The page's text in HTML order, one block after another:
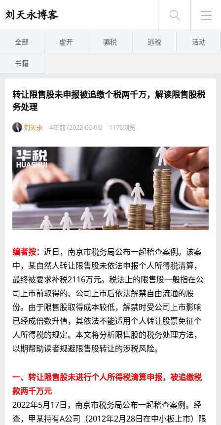
全部 虚开 骗税 逃税 活动
书籍
转让限售股未申报被追缴个税两千万，解读限售股税
务处理
刘天永 4年前 (2022-06-06) 1175浏览
编者按： 近日，南京市税务局公布一起稽查案例。该案
中，某自然人转让限售股未依法申报个人所得税清算，
最终被要求补税2116万元。税法上的限售股一般指在公
司上市前取得的、公司上市后依法解禁自由流通的股
份。由于限售股取得成本较低，解禁时受公司上市影响
已经成倍数升值，其依法不能适用个人转让股票免征个
人所得税的规定。本文将分析限售股的税务处理方法，
以期帮助读者规避限售股转让的涉税风险。
一、转让限售股未进行个人所得税清算申报，被追缴税
款两千万元
2022年5月17日，南京市税务局公布一起稽查案例。经
查，甲某持有A公司（2012年2月28日在中小板上市）限